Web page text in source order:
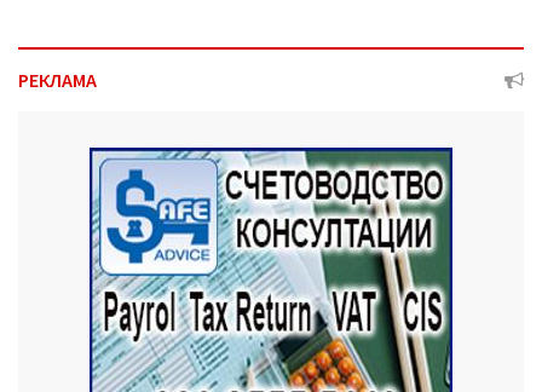
РЕКЛАМА